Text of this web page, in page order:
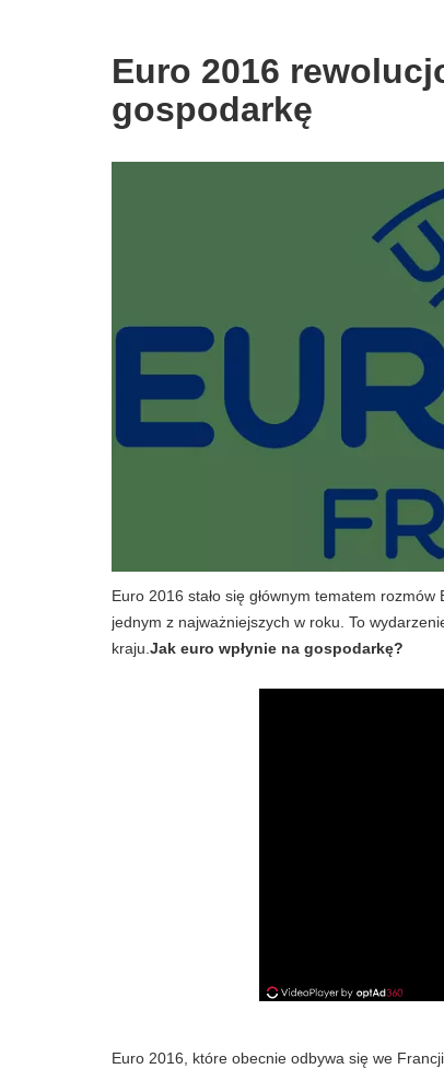
Euro 2016
gospodarkę
Euro 2016 stało się głównym tematem
jednym z najważniejszych w roku. To
kraju. Jak euro wpłynie na gospodarkę?
Euro 2016, które obecnie odbywa się we